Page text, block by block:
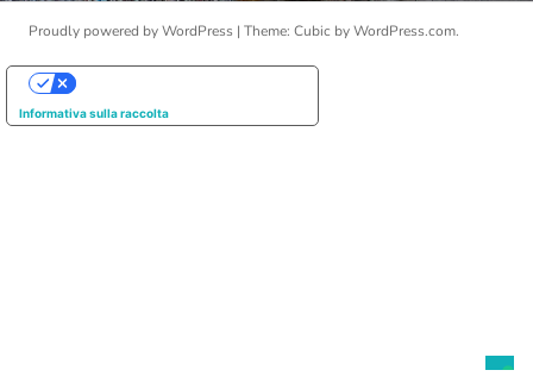
Proudly powered by WordPress | Theme: Cubic byWordPress.com.
Informativa sulla raccolta